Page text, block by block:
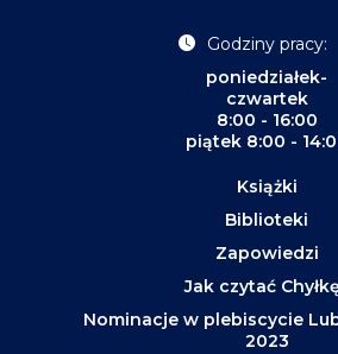
Godziny pracy:
poniedziałek-
czwartek
8:00 - 16:00
piątek 8:00 -
Książki
Biblioteki
Zapowiedzi
Jak czytać
Nominacje w plebiscycie
2023